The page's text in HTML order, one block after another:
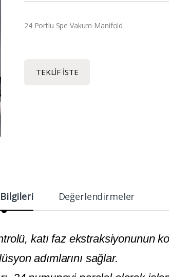
24 Portlu Spe Vakum Manifold
TEKLIF İSTE
Değerlendirmeler
katı faz ekstraksiyonunun
adımlarını sağlar.